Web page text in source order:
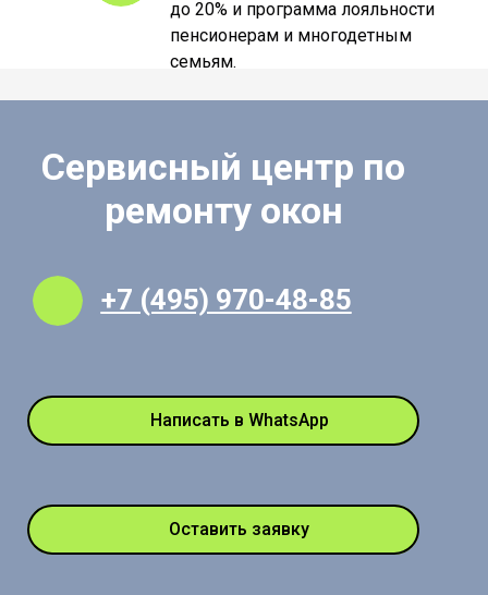
до 20% и программа лояльности
пенсионерам и многодетным
семьям.
+7 (495) 970-48-85
Сервисный центр по
ремонту окон
Оставить заявку
Написать в WhatsApp